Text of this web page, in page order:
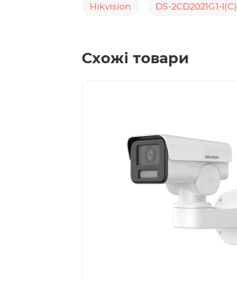
Hikvision DS-2CD2021G1-I(C)
Схожі товари